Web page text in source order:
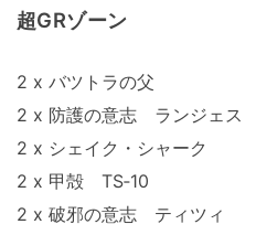
超GRゾーン
2 x バツトラの父
2 x 防護の意志 ランジェス
2 x シェイク・シャーク
2 x 甲殻 TS‐10
2 x 破邪の意志 ティツィ